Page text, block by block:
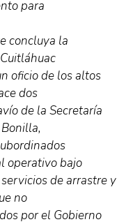
para
concluya la
oficio de los altos
dos
de la Secretaría
operativo bajo
de arrastre y
no
por el Gobierno